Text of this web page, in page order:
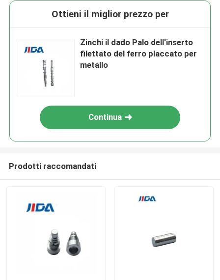
Ottieni il miglior prezzo per
Zinchi il dado Palo dell'inserto
filettato del ferro placcato per
metallo
Continua
Prodotti raccomandati